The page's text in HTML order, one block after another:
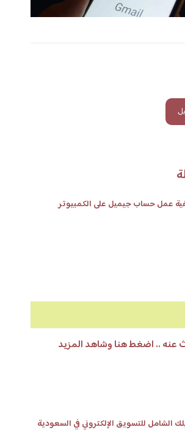
عمل حساب جيميل على الكمبيوتر
عنه .. اضغط هنا وشاهد المزيد
الشامل للتسويق الإلكتروني في السعودية